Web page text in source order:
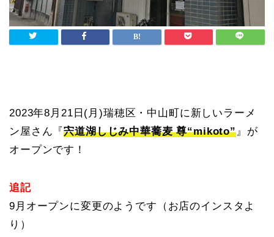
2023年8月21日(月)瑞穂区・中山町に新しいラーメ
ン屋さん『宍道湖しじみ中華蕎麦 尊“mikoto”』が
オープンです！
追記
9月オープンに変更のようです（お店のインスタよ
り）